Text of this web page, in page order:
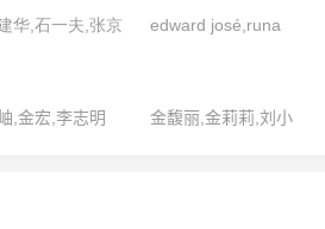
华,石一夫,张京
edward josé,runa
,金宏,李志明
金馥丽,金莉莉,刘小